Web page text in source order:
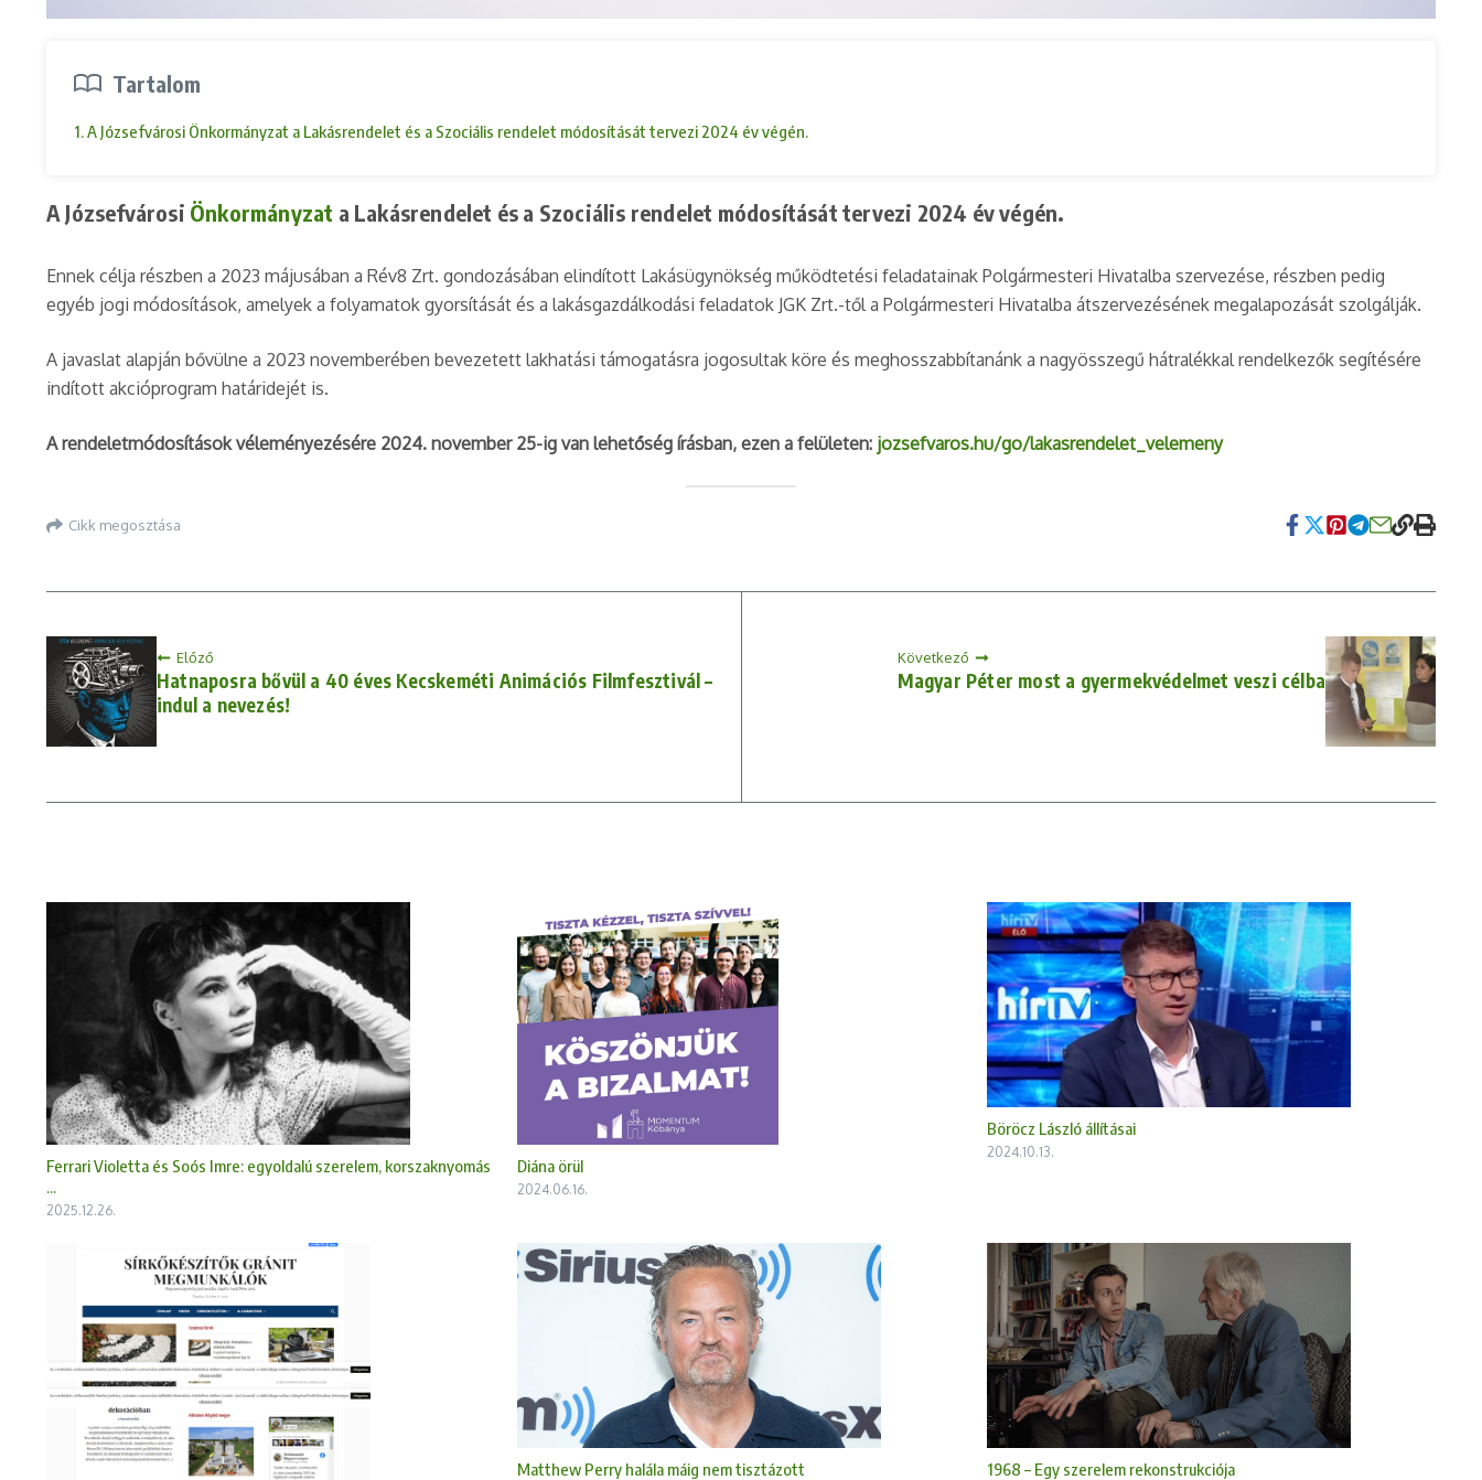
Tartalom
1. A Józsefvárosi Önkormányzat a Lakásrendelet és a Szociális rendelet módosítását tervezi 2024 év végén.
A Józsefvárosi Önkormányzat a Lakásrendelet és a Szociális rendelet módosítását tervezi 2024 év végén.
Ennek célja részben a 2023 májusában a Rév8 Zrt. gondozásában elindított Lakásügynökség működtetési feladatainak Polgármesteri Hivatalba szervezése, részben pedig
egyéb jogi módosítások, amelyek a folyamatok gyorsítását és a lakásgazdálkodási feladatok JGK Zrt.-től a Polgármesteri Hivatalba átszervezésének megalapozását szolgálják.
A javaslat alapján bővülne a 2023 novemberében bevezetett lakhatási támogatásra jogosultak köre és meghosszabbítanánk a nagyösszegű hátralékkal rendelkezők segítésére
indított akcióprogram határidejét is.
A rendeletmódosítások véleményezésére 2024. november 25-ig van lehetőség írásban, ezen a felületen: jozsefvaros.hu/go/lakasrendelet_velemeny
Cikk megosztása
Előző
Hatnaposra bővül a 40 éves Kecskeméti Animációs Filmfesztivál –
indul a nevezés!
Következő
Magyar Péter most a gyermekvédelmet veszi célba
Ferrari Violetta és Soós Imre: egyoldalú szerelem, korszaknyomás
...
2025.12.26.
Diána örül
2024.06.16.
Böröcz László állításai
2024.10.13.
Matthew Perry halála máig nem tisztázott 1968 – Egy szerelem rekonstrukciója